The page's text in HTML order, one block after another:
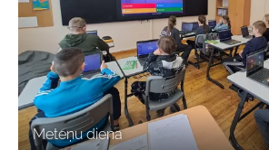
Meteņu diena